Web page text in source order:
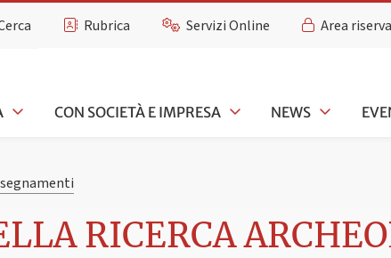
Rubrica Servizi Online Area
CON SOCIETÀ E IMPRESA NEWS
RICERCA